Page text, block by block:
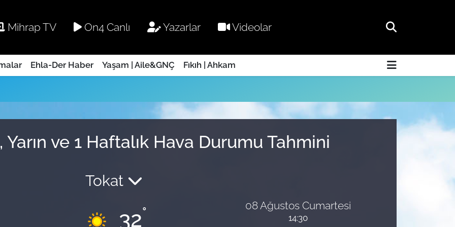
Mihrap TV On4 Canlı Yazarlar Videolar
Ehla-Der Haber Yaşam | Aile&GNÇ Fıkıh | Ahkam
Yarın ve 1 Haftalık Hava Durumu Tahmini
Tokat
32° 08 Ağustos Cumartesi
14:30